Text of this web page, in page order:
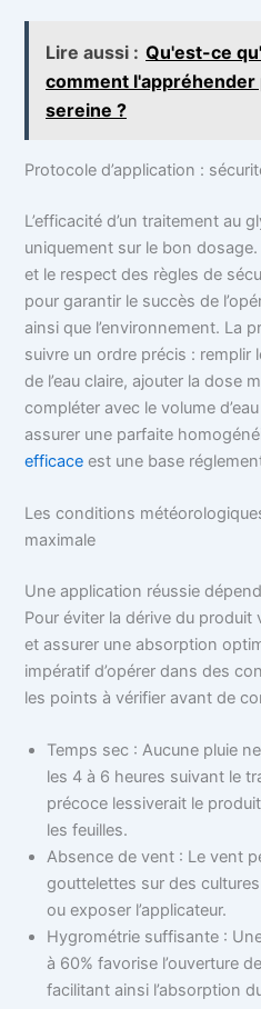
Lire aussi : Qu'est-ce
comment
sereine ?
Protocole d’application :
L’efficacité d’un traitement au
uniquement sur le bon
et le respect des règles de
pour garantir le succès de
ainsi que l’environnement. La
suivre un ordre précis : remplir
de l’eau claire, ajouter la dose
compléter avec le volume
assurer une parfaite
efficace est une base
Les conditions
maximale
Une application réussie
Pour éviter la dérive du
et assurer une absorption
impératif d’opérer dans des
les points à vérifier avant de
Temps sec : Aucune pluie
les 4 à 6 heures suivant le
précoce lessiverait le
les feuilles.
Absence de vent : Le vent
gouttelettes sur des
ou exposer l’applicateur.
Hygrométrie suffisante :
à 60% favorise l’ouverture
facilitant ainsi l’absorption